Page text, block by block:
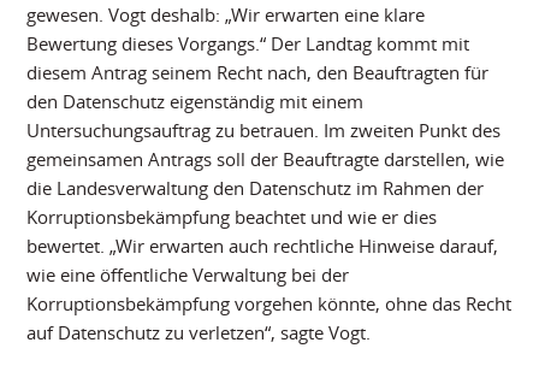
gewesen. Vogt deshalb: „Wir erwarten eine klare
Bewertung dieses Vorgangs.“ Der Landtag kommt mit
diesem Antrag seinem Recht nach, den Beauftragten für
den Datenschutz eigenständig mit einem
Untersuchungsauftrag zu betrauen. Im zweiten Punkt des
gemeinsamen Antrags soll der Beauftragte darstellen, wie
die Landesverwaltung den Datenschutz im Rahmen der
Korruptionsbekämpfung beachtet und wie er dies
bewertet. „Wir erwarten auch rechtliche Hinweise darauf,
wie eine öffentliche Verwaltung bei der
Korruptionsbekämpfung vorgehen könnte, ohne das Recht
auf Datenschutz zu verletzen“, sagte Vogt.